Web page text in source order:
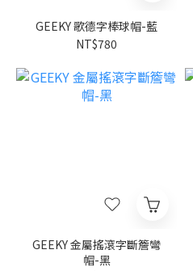
GEEKY 歌德字棒球帽-藍
NT$780
GEEKY 金屬搖滾字斷簷彎
帽-黑